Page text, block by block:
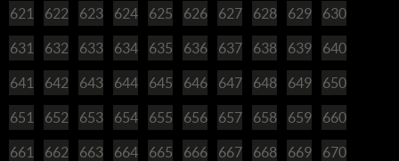
621 622 623 624 625 626 627 628 629 630
631 632 633 634 635 636 637 638 639 640
641 642 643 644 645 646 647 648 649 650
651 652 653 654 655 656 657 658 659 660
661 662 663 664 665 666 667 668 669 670